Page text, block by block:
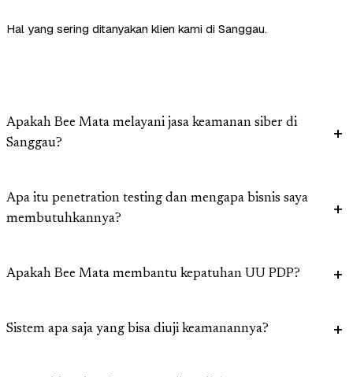
Hal yang sering ditanyakan klien kami di Sanggau.
Apakah Bee Mata melayani jasa keamanan siber di
Sanggau?
Apa itu penetration testing dan mengapa bisnis saya
membutuhkannya?
Apakah Bee Mata membantu kepatuhan UU PDP?
Sistem apa saja yang bisa diuji keamanannya?